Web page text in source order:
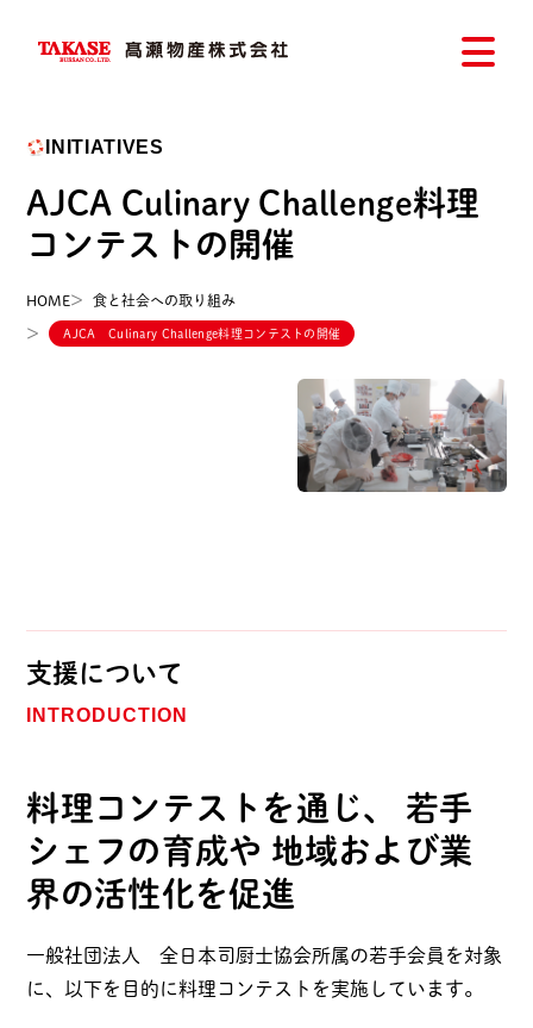
INITIATIVES
AJCA Culinary Challenge料理
コンテストの開催
HOME 食と社会への取り組み
AJCA Culinary Challenge料理コンテストの開催
支援について
INTRODUCTION
料理コンテストを通じ、
若手
シェフの育成や 地域および業
界の活性化を促進
一般社団法人 全日本司厨士協会所属の若手会員を対象
に、以下を目的に料理コンテストを実施しています。